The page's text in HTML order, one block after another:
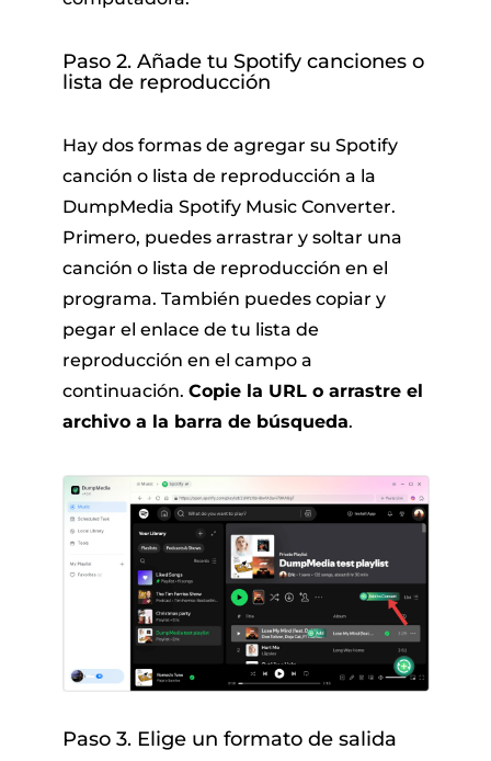
Paso 2. Añade tu Spotify canciones o
lista de reproducción
Hay dos formas de agregar su Spotify
canción o lista de reproducción a la
DumpMedia Spotify Music Converter.
Primero, puedes arrastrar y soltar una
canción o lista de reproducción en el
programa. También puedes copiar y
pegar el enlace de tu lista de
reproducción en el campo a
continuación. Copie la URL o arrastre el
archivo a la barra de búsqueda.
Paso 3. Elige un formato de salida